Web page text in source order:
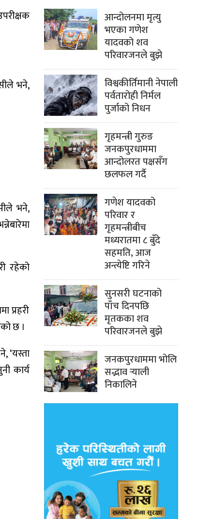
भने,
भने,
रहेको
प्रहरी
छ ।
‘यस्ता
कार्य
आन्दोलनमा मृत्यु
भएका गणेश
यादवको शव
परिवारजनले बुझे
विश्वकीर्तिमानी नेपाली
पर्वतारोही निर्मल
पुर्जाको निधन
गृहमन्त्री गुरुङ
जनकपुरधाममा
आन्दोलरत पक्षसँग
छलफल गर्दै
गणेश यादवको
परिवार र
गृहमन्त्रीबीच
मध्यरातमा ८ बुँदे
सहमति, आज
अन्त्येष्टि गरिने
सुनसरी घटनाको
पाँच दिनपछि
मृतकका शव
परिवारजनले बुझे
जनकपुरधाममा भोलि
सद्भाव र्‍याली
निकालिने